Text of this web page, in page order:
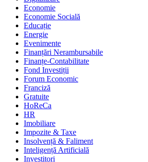
Economie
Economie Socială
Educație
Energie
Evenimente
Finanțări Nerambursabile
Finanțe-Contabilitate
Fond Investiții
Forum Economic
Franciză
Gratuite
HoReCa
HR
Imobiliare
Impozite & Taxe
Insolvență & Faliment
Inteligență Artificială
Investitori